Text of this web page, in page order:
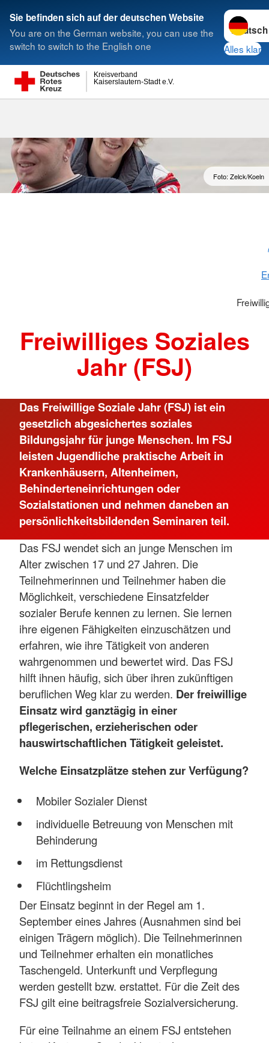
Sie befinden sich auf der deutschen Website
You are on the German website, you can use the
switch to switch to the English one
Sprache
Alles klar
Kaiserslautern-Stadt e.V.
Kreisverband
Suche
Foto: Zelck/Koeln
Freiwilliges Soziales
Jahr (FSJ)
Das Freiwillige Soziale Jahr (FSJ) ist ein
gesetzlich abgesichertes soziales
Bildungsjahr für junge Menschen. Im FSJ
leisten Jugendliche praktische Arbeit in
Krankenhäusern, Altenheimen,
Behinderteneinrichtungen oder
Sozialstationen und nehmen daneben an
persönlichkeitsbildenden Seminaren teil.
Das FSJ wendet sich an junge Menschen im
Alter zwischen 17 und 27 Jahren. Die
Teilnehmerinnen und Teilnehmer haben die
Möglichkeit, verschiedene Einsatzfelder
sozialer Berufe kennen zu lernen. Sie lernen
ihre eigenen Fähigkeiten einzuschätzen und
erfahren, wie ihre Tätigkeit von anderen
wahrgenommen und bewertet wird. Das FSJ
hilft ihnen häufig, sich über ihren zukünftigen
beruflichen Weg klar zu werden. Der freiwillige
Einsatz wird ganztägig in einer
pflegerischen, erzieherischen oder
hauswirtschaftlichen Tätigkeit geleistet.
Welche Einsatzplätze stehen zur Verfügung?
Mobiler Sozialer Dienst
individuelle Betreuung von Menschen mit
Behinderung
im Rettungsdienst
Flüchtlingsheim
Der Einsatz beginnt in der Regel am 1.
September eines Jahres (Ausnahmen sind bei
einigen Trägern möglich). Die Teilnehmerinnen
und Teilnehmer erhalten ein monatliches
Taschengeld. Unterkunft und Verpflegung
werden gestellt bzw. erstattet. Für die Zeit des
FSJ gilt eine beitragsfreie Sozialversicherung.
Für eine Teilnahme an einem FSJ entstehen